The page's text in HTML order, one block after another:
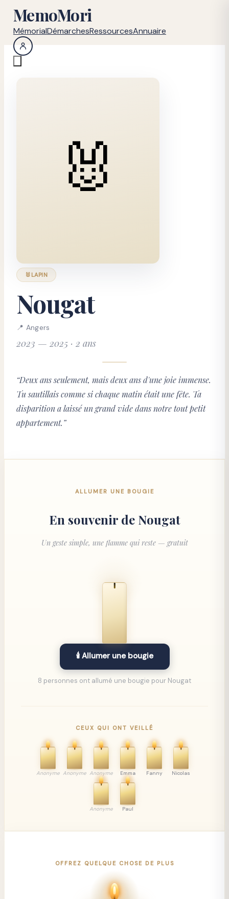
MemoMori
MémorialDémarchesRessourcesAnnuaire
🐰
🐰 LAPIN
Nougat
📍 Angers
2023 — 2025 · 2 ans
“Deux ans seulement, mais deux ans d'une joie immense.
Tu sautillais comme si chaque matin était une fête. Ta
disparition a laissé un grand vide dans notre tout petit
appartement.”
ALLUMER UNE BOUGIE
En souvenir de Nougat
Un geste simple, une flamme qui reste — gratuit
🕯️ Allumer une bougie
8 personnes ont allumé une bougie pour Nougat
CEUX QUI ONT VEILLÉ
Anonyme Anonyme Anonyme Emma Fanny Nicolas
Anonyme Paul
OFFREZ QUELQUE CHOSE DE PLUS